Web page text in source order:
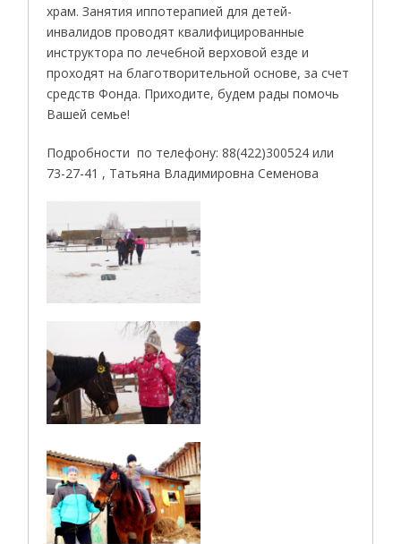
храм. Занятия иппотерапией для детей-
инвалидов проводят квалифицированные
инструктора по лечебной верховой езде и
проходят на благотворительной основе, за счет
средств Фонда. Приходите, будем рады помочь
Вашей семье!
Подробности по телефону: 88(422)300524 или
73-27-41 , Татьяна Владимировна Семенова